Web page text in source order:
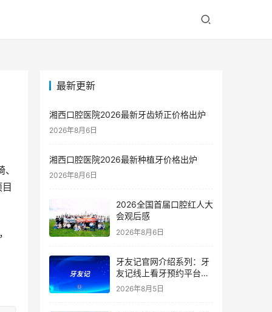
最新更新
湘西口腔医院2026最新牙齿矫正价格出炉
2026年8月6日
湘西口腔医院2026最新种植牙价格出炉
2026年8月6日
2026全国首届口腔红人大
会观后感
2026年8月6日
牙友记官网介绍系列：牙
友记线上看牙预约平台是
干什么的？靠谱吗？
2026年8月5日